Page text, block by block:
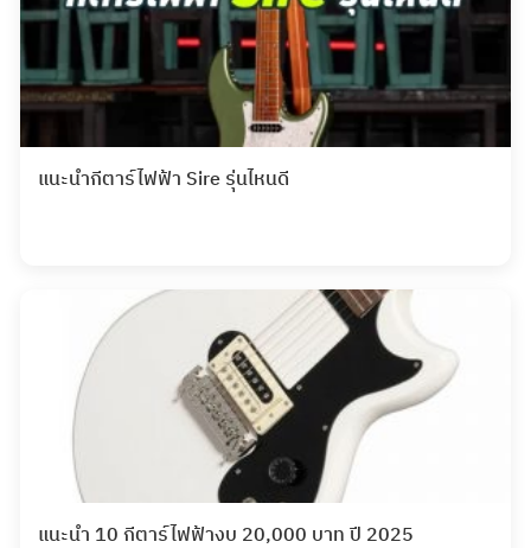
แนะนำกีตาร์ไฟฟ้า Sire รุ่นไหนดี
แนะนำ 10 กีตาร์ไฟฟ้างบ 20,000 บาท ปี 2025